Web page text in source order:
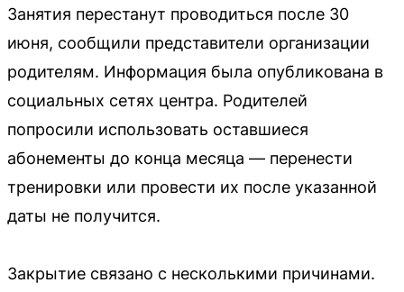
Занятия перестанут проводиться после 30
июня, сообщили представители организации
родителям. Информация была опубликована в
социальных сетях центра. Родителей
попросили использовать оставшиеся
абонементы до конца месяца — перенести
тренировки или провести их после указанной
даты не получится.
Закрытие связано с несколькими причинами.